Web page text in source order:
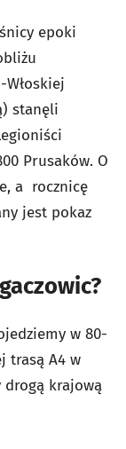
epoki
stanęli
Prusaków. O
a rocznicę
jest pokaz
w 80-
trasą A4 w
drogą krajową